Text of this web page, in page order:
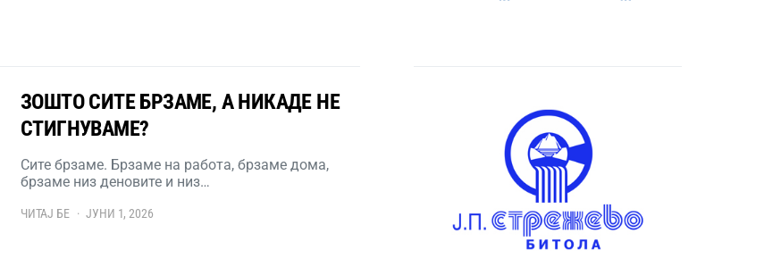
ЗОШТО СИТЕ БРЗАМЕ, А НИКАДЕ НЕ
СТИГНУВАМЕ?
Сите брзаме. Брзаме на работа, брзаме дома,
брзаме низ деновите и низ…
ЧИТАЈ БЕ ЈУНИ 1, 2026